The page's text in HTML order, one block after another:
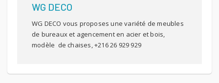
WG DECO
WG DECO vous proposes une variété de meubles
de bureaux et agencement en acier et bois,
modèle de chaises, +216 26 929 929